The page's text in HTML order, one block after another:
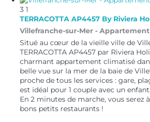
3 1
TERRACOTTA AP4457 By Riviera
Villefranche-sur-Mer - Appartement
Situé au cœur de la vieille ville de
TERRACOTTA AP4457 par Riviera
charmant appartement climatisé
belle vue sur la mer de la baie de
proche de tous les services : gare,
est idéal pour 1 couple avec un enfant.
En 2 minutes de marche, vous serez
bons petits restaurants !